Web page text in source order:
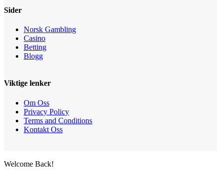
Sider
Norsk Gambling
Casino
Betting
Blogg
Viktige lenker
Om Oss
Privacy Policy
Terms and Conditions
Kontakt Oss
Welcome Back!